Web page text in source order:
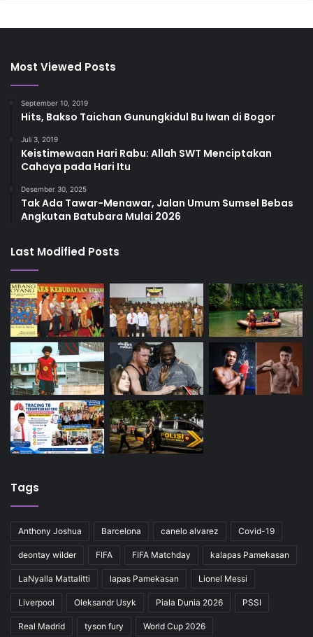
Most Viewed Posts
September 10, 2019
Hits, Bakso Taichan Gunungkidul Bu Iwan di Bogor
Juli 3, 2019
Keistimewaan Hari Rabu: Allah SWT Menciptakan
Cahaya pada Hari Itu
Desember 30, 2025
Tak Ada Tawar-Menawar, Jalan Umum Sumsel Bebas
Angkutan Batubara Mulai 2026
Last Modified Posts
Tags
Anthony Joshua Barcelona canelo alvarez Covid-19
deontay wilder FIFA FIFA Matchday kalapas Pamekasan
LaNyalla Mattalitti lapas Pamekasan Lionel Messi
Liverpool Oleksandr Usyk Piala Dunia 2026 PSSI
Real Madrid tyson fury World Cup 2026